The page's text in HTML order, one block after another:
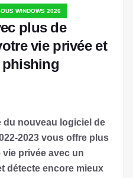
WINDOWS 2026
plus de
vie privée et
phishing
du nouveau logiciel de
2023 vous offre plus
privée avec un
détecte encore mieux